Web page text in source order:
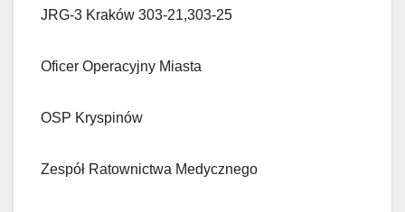
JRG-3 Kraków 303-21,303-25
Oficer Operacyjny Miasta
OSP Kryspinów
Zespół Ratownictwa Medycznego